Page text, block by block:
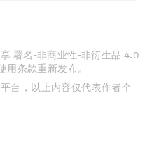
署名-非商业性-非衍生品 4.0
用条款重新发布。
台，以上内容仅代表作者个